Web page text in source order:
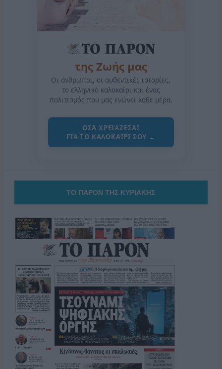
της Ζωής μας
Οι άνθρωποι, οι αυθεντικές ιστορίες,
το ελληνικό καλοκαίρι και ένας
πολιτισμός που μας ενώνει κάθε μέρα.
ΟΣΑ ΧΡΕΙΑΖΕΣΑΙ
ΓΙΑ ΤΟ ΚΑΛΟΚΑΙΡΙ ΣΟΥ →
ΤΟ ΠΑΡΟΝ ΤΗΣ ΚΥΡΙΑΚΗΣ